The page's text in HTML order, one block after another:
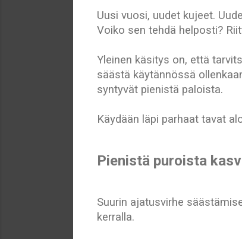
Uusi vuosi, uudet kujeet.
Voiko sen tehdä helposti?
Yleinen käsitys on, että
säästä käytännössä
syntyvät pienistä paloista.
Käydään läpi parhaat tavat
Pienistä puroista
Suurin ajatusvirhe
kerralla.